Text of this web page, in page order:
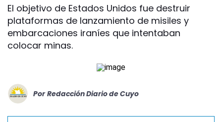
El objetivo de Estados Unidos fue destruir
plataformas de lanzamiento de misiles y
embarcaciones iraníes que intentaban
colocar minas.
Por Redacción Diario de Cuyo